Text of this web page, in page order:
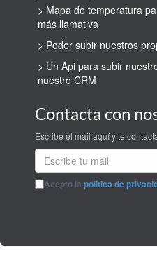
> Mapa de temperatura
más llamativa
> Poder subir nuestros
> Un Api para subir
nuestro CRM
Contacta con
Escribe el mail aquí y te
Acepto la politica de